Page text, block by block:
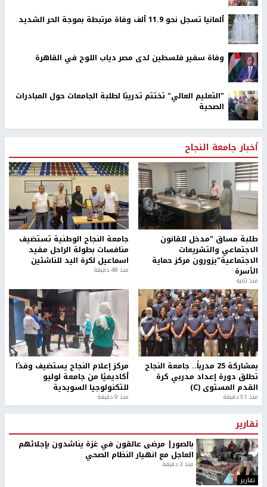
ألمانيا تسجل نحو 11.9 ألف وفاة مرتبطة بموجة الحر الشديد
وفاة سفير فلسطين لدى مصر دياب اللوح في القاهرة
"التعليم العالي" تختتم تدريبًا لطلبة الجامعات حول المبادرات
الصحية
أخبار جامعة النجاح
طلبة مساق "مدخل للقانون
الاجتماعي والتشريعات
الاجتماعية"يزورون مركز حماية
الأسرة
منذ ثانية
جامعة النجاح الوطنية تستضيف
منافسات بطولة الراحل مفيد
اسماعيل لكرة اليد للناشئين
منذ 48 دقيقة
بمشاركة 25 مدرباً.. جامعة النجاح
تطلق دورة إعداد مدربي كرة
القدم المستوى (C)
منذ 51 دقيقة
مركز إعلام النجاح يستضيف وفدًا
أكاديميًا من جامعة لوليو
للتكنولوجيا السويدية
منذ 9 دقيقة
تقارير
تقارير
بالصور| مرضى عالقون في غزة يناشدون بإجلائهم
العاجل مع انهيار النظام الصحي
منذ 3 دقيقة